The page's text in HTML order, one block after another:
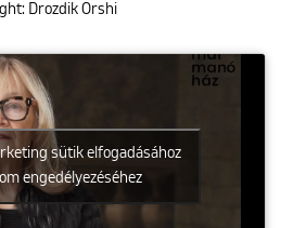
Drozdik Orshi
sütik elfogadásához
engedélyezéséhez